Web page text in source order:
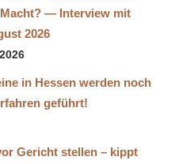
— Interview mit
2026
in Hessen werden noch
geführt!
Gericht stellen – kippt